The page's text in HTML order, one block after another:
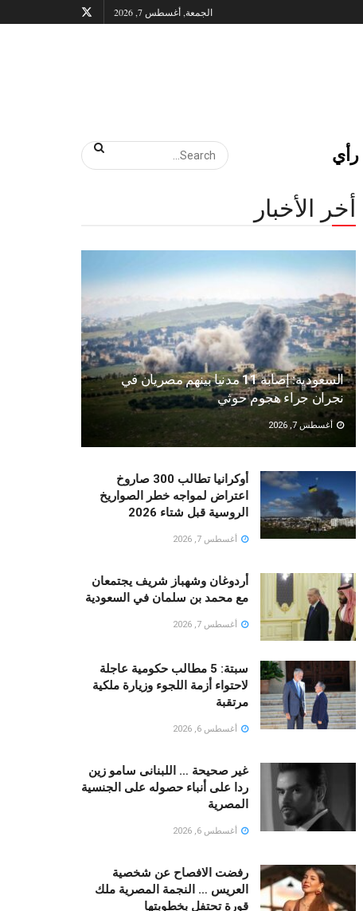
الجمعة, أغسطس 7, 2026
رأي
أخر الأخبار
السعودية: إصابة 11 مدنيا بينهم مصريان في
نجران جراء هجوم حوثي
أغسطس 7, 2026
أوكرانيا تطالب 300 صاروخ
اعتراض لمواجه خطر الصواريخ
الروسية قبل شتاء 2026
أغسطس 7, 2026
أردوغان وشهباز شريف يجتمعان
مع محمد بن سلمان في السعودية
أغسطس 7, 2026
سبتة: 5 مطالب حكومية عاجلة
لاحتواء أزمة اللجوء وزيارة ملكية
مرتقبة
أغسطس 6, 2026
غير صحيحة … اللبنانى سامو زين
ردا على أنباء حصوله على الجنسية
المصرية
أغسطس 6, 2026
رفضت الافصاح عن شخصية
العريس … النجمة المصرية ملك
قورة تحتفل بخطوبتها